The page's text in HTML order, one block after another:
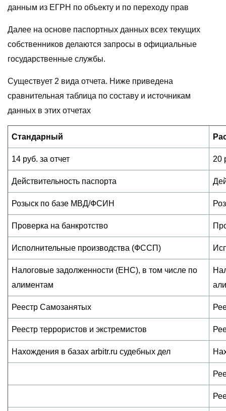
данным из ЕГРН по объекту и по переходу прав
Далее на основе паспортных данных всех текущих
собственников делаются запросы в официальные
государственные службы.
Существует 2 вида отчета. Ниже приведена
сравнительная таблица по составу и источникам
данных в этих отчетах
Стандарный
14 руб. за отчет 20
Действительность паспорта
Розыск по базе МВД/ФСИН
Проверка на банкротство
Исполнительные производства (ФССП)
Налоговые задолженности (ЕНС), в том числе по
алиментам
Реестр Самозанятых
Реестр террористов и экстремистов
Нахождения в базах arbitr.ru судебных дел